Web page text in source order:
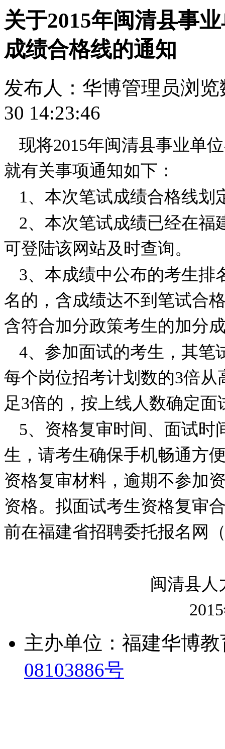
关于2015年闽清县事
成绩合格线的通知
发布人：华博管理员浏览
30 14:23:46
现将2015年闽清县事业单
就有关事项通知如下：
1、本次笔试成绩合格线划
2、本次笔试成绩已经在福
可登陆该网站及时查询。
3、本成绩中公布的考生排
名的，含成绩达不到笔试合
含符合加分政策考生的加分
4、参加面试的考生，其笔
每个岗位招考计划数的3倍从
足3倍的，按上线人数确定面
5、资格复审时间、面试时
生，请考生确保手机畅通方
资格复审材料，逾期不参加
资格。拟面试考生资格复审
前在福建省招聘委托报名网
闽清县人力资源
2015
主办单位：福建华博
08103886号